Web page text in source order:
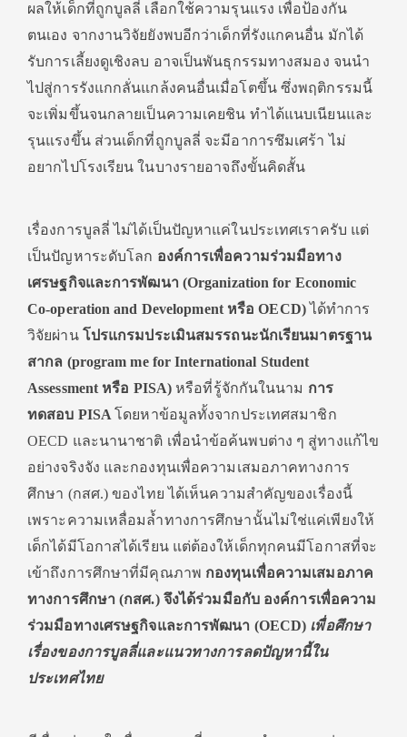
ผลให้เด็กที่ถูกบูลลี่ เลือกใช้ความรุนแรง เพื่อป้องกัน
ตนเอง จากงานวิจัยยังพบอีกว่าเด็กที่รังแกคนอื่น มักได้
รับการเลี้ยงดูเชิงลบ อาจเป็นพันธุกรรมทางสมอง จนนำ
ไปสู่การรังแกกลั่นแกล้งคนอื่นเมื่อโตขึ้น ซึ่งพฤติกรรมนี้
จะเพิ่มขึ้นจนกลายเป็นความเคยชิน ทำได้แนบเนียนและ
รุนแรงขึ้น ส่วนเด็กที่ถูกบูลลี่ จะมีอาการซึมเศร้า ไม่
อยากไปโรงเรียน ในบางรายอาจถึงขั้นคิดสั้น
เรื่องการบูลลี่ ไม่ได้เป็นปัญหาแค่ในประเทศเราครับ แต่
เป็นปัญหาระดับโลก องค์การเพื่อความร่วมมือทาง
เศรษฐกิจและการพัฒนา (Organization for Economic
Co-operation and DevelopmentหรือOECD)ได้ทำการ
วิจัยผ่าน โปรแกรมประเมินสมรรถนะนักเรียนมาตรฐาน
สากล (program me for International Student
Assessment หรือ PISA) หรือที่รู้จักกันในนาม การ
ทดสอบ PISAโดยหาข้อมูลทั้งจากประเทศสมาชิก
OECD และนานาชาติ เพื่อนำข้อค้นพบต่าง ๆ สู่ทางแก้ไข
อย่างจริงจัง และกองทุนเพื่อความเสมอภาคทางการ
ศึกษา (กสศ.) ของไทย ได้เห็นความสำคัญของเรื่องนี้
เพราะความเหลื่อมล้ำทางการศึกษานั้นไม่ใช่แค่เพียงให้
เด็กได้มีโอกาสได้เรียน แต่ต้องให้เด็กทุกคนมีโอกาสที่จะ
เข้าถึงการศึกษาที่มีคุณภาพ กองทุนเพื่อความเสมอภาค
ทางการศึกษา (กสศ.) จึงได้ร่วมมือกับ องค์การเพื่อความ
ร่วมมือทางเศรษฐกิจและการพัฒนา (OECD) เพื่อศึกษา
เรื่องของการบูลลี่และแนวทางการลดปัญหานี้ใน
ประเทศไทย